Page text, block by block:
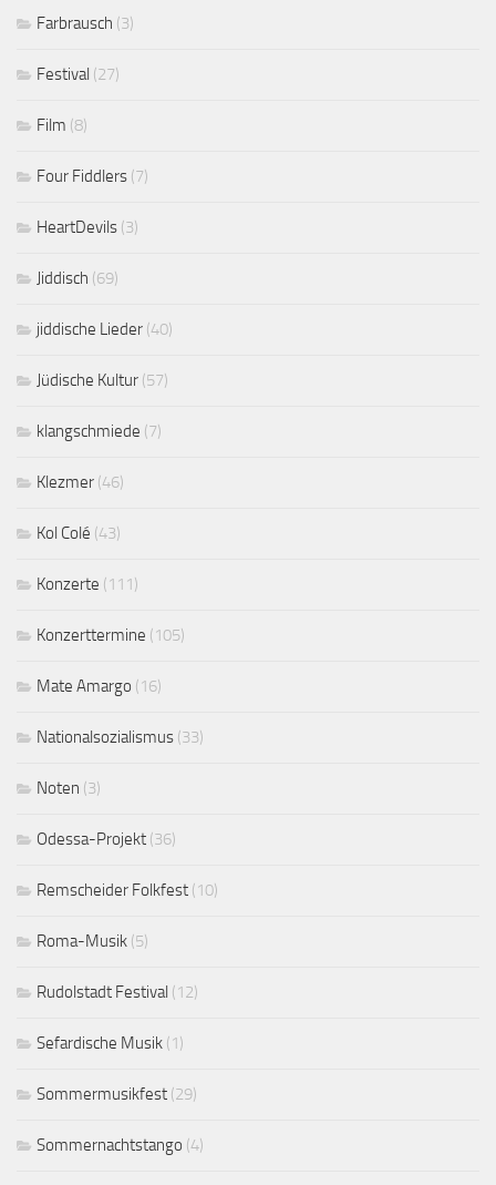
Farbrausch (3)
Festival (27)
Film (8)
Four Fiddlers (7)
HeartDevils (3)
Jiddisch (69)
jiddische Lieder (40)
Jüdische Kultur (57)
klangschmiede (7)
Klezmer (46)
Kol Colé (43)
Konzerte (111)
Konzerttermine (105)
Mate Amargo (16)
Nationalsozialismus (33)
Noten (3)
Odessa-Projekt (36)
Remscheider Folkfest (10)
Roma-Musik (5)
Rudolstadt Festival (12)
Sefardische Musik (1)
Sommermusikfest (29)
Sommernachtstango (4)